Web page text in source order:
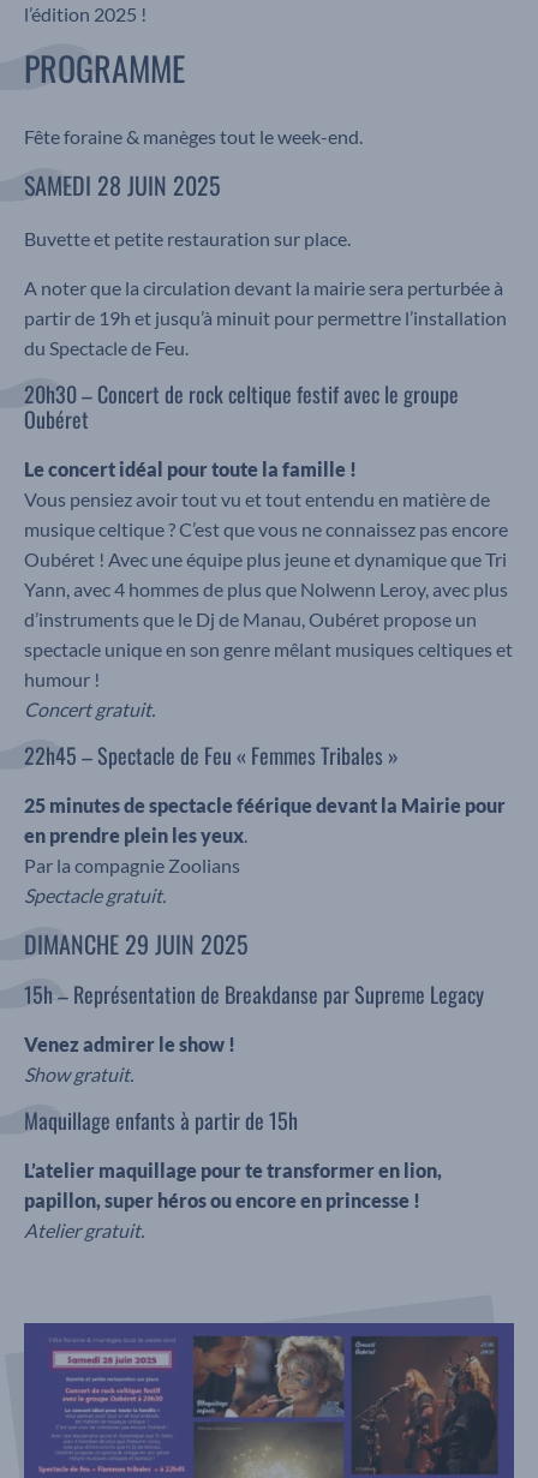
l’édition 2025 !
PROGRAMME
Fête foraine & manèges tout le week-end.
SAMEDI 28 JUIN 2025
Buvette et petite restauration sur place.
A noter que la circulation devant la mairie sera perturbée à
partir de 19h et jusqu’à minuit pour permettre l’installation
du Spectacle de Feu.
20h30 – Concert de rock celtique festif avec le groupe
Oubéret
Le concert idéal pour toute la famille !
Vous pensiez avoir tout vu et tout entendu en matière de
musique celtique ? C’est que vous ne connaissez pas encore
Oubéret ! Avec une équipe plus jeune et dynamique que Tri
Yann, avec 4 hommes de plus que Nolwenn Leroy, avec plus
d’instruments que le Dj de Manau, Oubéret propose un
spectacle unique en son genre mêlant musiques celtiques et
humour !
Concert gratuit.
22h45 – Spectacle de Feu « Femmes Tribales »
25 minutes de spectacle féérique devant la Mairie pour
en prendre plein les yeux
Par la compagnie Zoolians
Spectacle gratuit.
DIMANCHE 29 JUIN 2025
15h – Représentation de Breakdanse par Supreme Legacy
Venez admirer le show !
Show gratuit.
Maquillage enfants à partir de 15h
L’atelier maquillage pour te transformer en lion,
papillon, super héros ou encore en princesse !
Atelier gratuit.